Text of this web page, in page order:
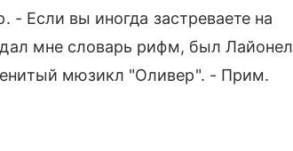
Если вы иногда застреваете на
мне словарь рифм, был Лайонел
мюзикл "Оливер". - Прим.